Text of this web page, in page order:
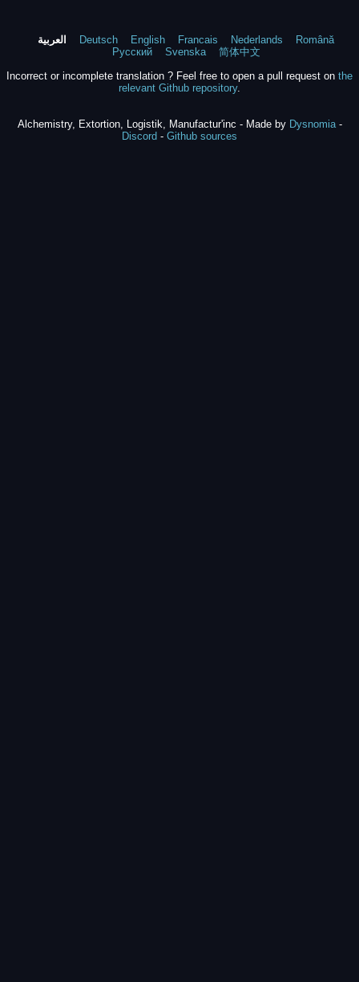
العربية Deutsch English Francais Nederlands
Română
Русский
Svenska
简体中文
Incorrect or incomplete translation ? Feel free to open a pull request on the
relevant Github repository.
Alchemistry, Extortion, Logistik, Manufactur'inc - Made by Dysnomia-
Discord - Github sources